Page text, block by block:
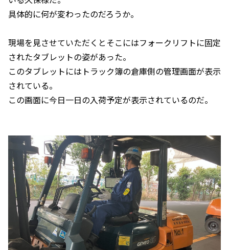
具体的に何が変わったのだろうか。
現場を見させていただくとそこにはフォークリフトに固定
されたタブレットの姿があった。
このタブレットにはトラック簿の倉庫側の管理画面が表示
されている。
この画面に今日一日の入荷予定が表示されているのだ。